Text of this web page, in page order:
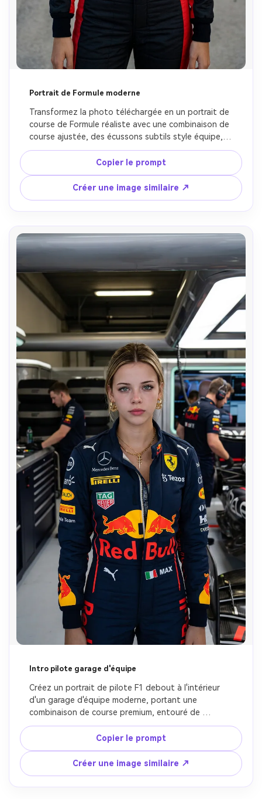
Portrait de Formule moderne
Transformez la photo téléchargée en un portrait de
course de Formule réaliste avec une combinaison de
course ajustée, des écussons subtils style équipe,
un flou d'arrière-plan net, une texture de peau
polie, un éclairage contrôlé studio-piste, une
photographie éditoriale premium et une confiance
calme de champion, préserver l'identité faciale
exacte.
Copier le prompt
Créer une image similaire ↗
Intro pilote garage d'équipe
Créez un portrait de pilote F1 debout à l'intérieur
d'un garage d'équipe moderne, portant une
combinaison de course premium, entouré de
lumières d'atelier douces, de piles de pneus et de
mécaniciens flous, avec des ombres
cinématographiques, une concentration sérieuse
pré-course, une énergie de marque de sports
mécaniques authentique, des détails ultra réalistes,
préserver les visages originaux.
Copier le prompt
Créer une image similaire ↗